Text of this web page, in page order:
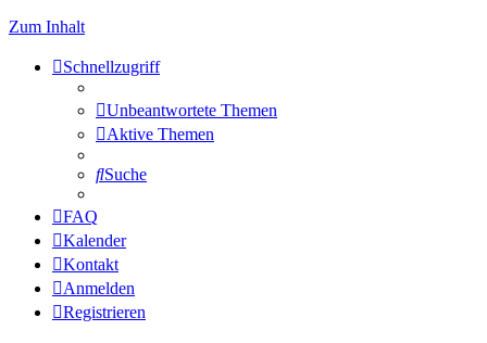
Zum Inhalt
Schnellzugriff
Unbeantwortete Themen
Aktive Themen
Suche
FAQ
Kalender
Kontakt
Anmelden
Registrieren